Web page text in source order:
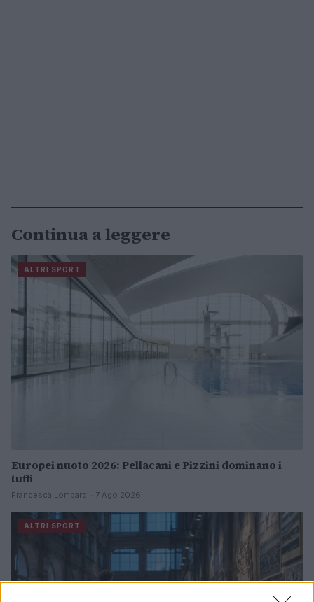
Continua a leggere
ALTRI SPORT
Europei nuoto 2026: Pellacani e Pizzini dominano i
tuffi
Francesca Lombardi · 7 Ago 2026
ALTRI SPORT